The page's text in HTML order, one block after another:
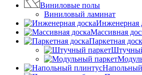
Виниловые полы
Виниловый ламинат
Инженерная
Массивная
Паркетная